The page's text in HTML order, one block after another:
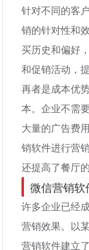
针对不同的客
销的针对性和
买历史和偏好
和促销活动，
再者是成本优
本。企业不需
大量的广告费
销软件进行营
还提高了餐厅
微信营销
许多企业已经
营销效果。以
营销软件建立